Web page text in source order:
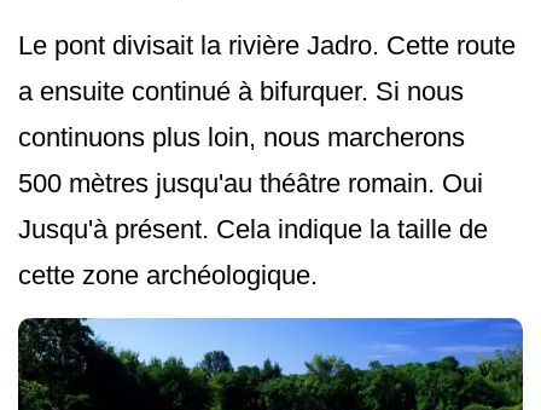
Le pont divisait la rivière Jadro. Cette route
a ensuite continué à bifurquer. Si nous
continuons plus loin, nous marcherons
500 mètres jusqu'au théâtre romain. Oui
Jusqu'à présent. Cela indique la taille de
cette zone archéologique.